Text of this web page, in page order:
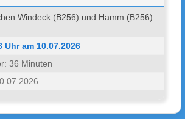
Windeck (B256) und Hamm (B256)
Uhr am 10.07.2026
36 Minuten